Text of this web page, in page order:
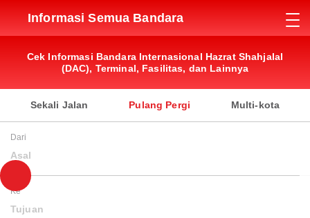
Informasi Semua Bandara
Cek Informasi Bandara Internasional Hazrat Shahjalal
(DAC), Terminal, Fasilitas, dan Lainnya
Sekali Jalan Pulang Pergi Multi-kota
Dari
Asal
Ke
Tujuan